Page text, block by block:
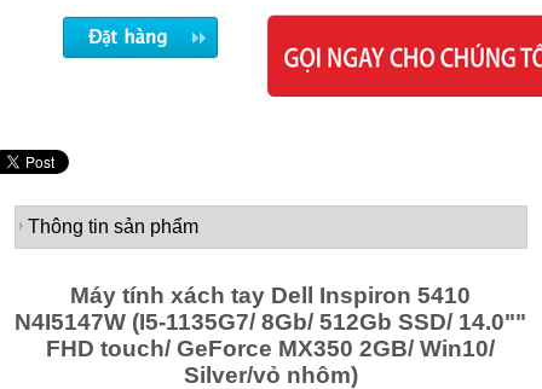
Thông tin sản phẩm
Máy tính xách tay Dell Inspiron 5410
N4I5147W (I5-1135G7/ 8Gb/ 512Gb SSD/ 14.0""
FHD touch/ GeForce MX350 2GB/ Win10/
Silver/vỏ nhôm)